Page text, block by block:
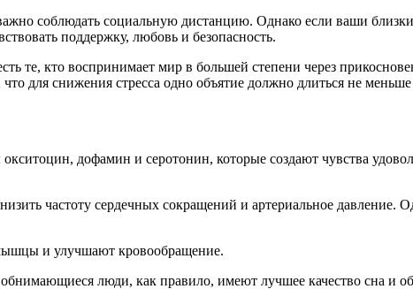
соблюдать социальную дистанцию. Однако если ваши
поддержку, любовь и безопасность.
те, кто воспринимает мир в большей степени через
для снижения стресса одно объятие должно длиться не
дофамин и серотонин, которые создают чувства
частоту сердечных сокращений и артериальное давление.
и улучшают кровообращение.
люди, как правило, имеют лучшее качество сна и